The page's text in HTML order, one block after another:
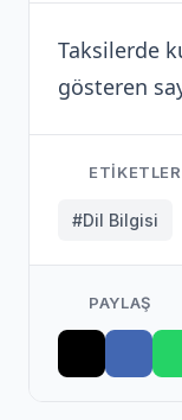
Taksilerde
gösteren
ETIKETLER
#Dil Bilgisi
PAYLAŞ